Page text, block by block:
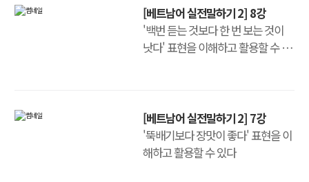
[베트남어 실전말하기 2] 8강
'백번 듣는 것보다 한 번 보는 것이
낫다' 표현을 이해하고 활용할 수 있
[베트남어 실전말하기 2] 7강
'뚝배기보다 장맛이 좋다' 표현을 이
해하고 활용할 수 있다